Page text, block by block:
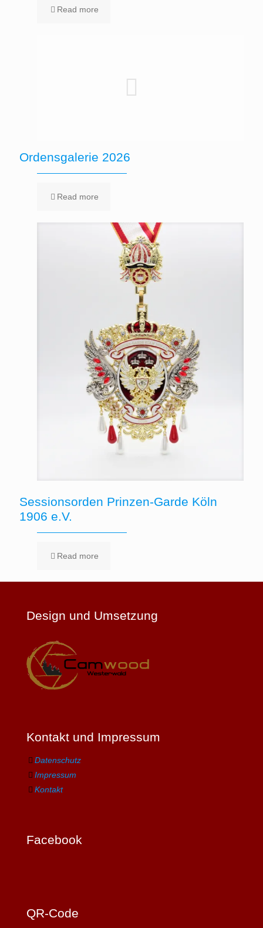
Read more
Ordensgalerie 2026
Read more
Sessionsorden Prinzen-Garde Köln
1906 e.V.
Read more
Design und Umsetzung
Kontakt und Impressum
Datenschutz
Impressum
Kontakt
Facebook
QR-Code